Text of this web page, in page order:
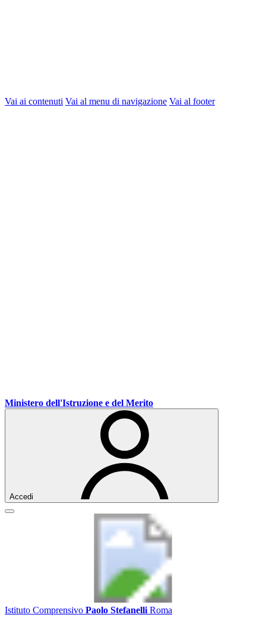
Vai ai contenuti Vai al menu di navigazione Vai al footer
Ministero dell'Istruzione e del Merito
Accedi
Istituto Comprensivo Paolo Stefanelli Roma